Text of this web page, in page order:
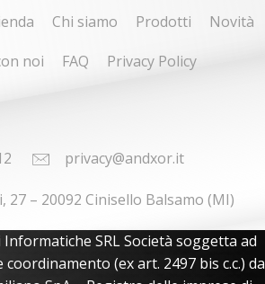
Chi siamo Prodotti
Novità
noi FAQ
Privacy Policy
privacy@andxor.it
27 – 20092 Cinisello Balsamo (MI)
SRL Società soggetta ad
(ex art. 2497 bis c.c.) da